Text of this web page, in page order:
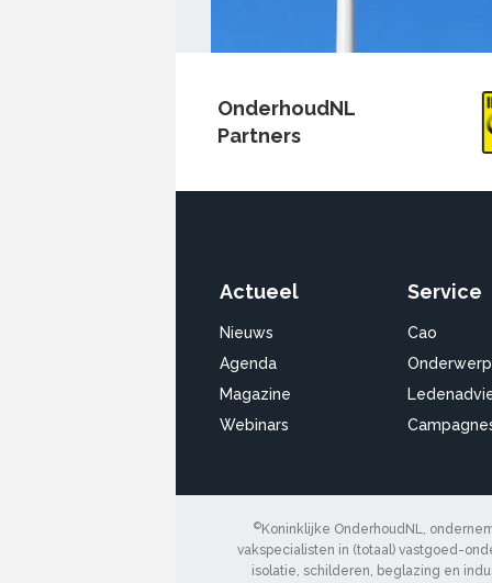
OnderhoudNL
Partners
Actueel
Nieuws
Agenda
Magazine
Webinars
Service
Cao
© Koninklijke OnderhoudNL,
vakspecialisten in (totaal) vastgoed-
isolatie, schilderen, beglazing en